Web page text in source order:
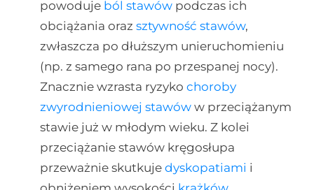
powoduje ból stawówpodczas ich
obciążania oraz sztywność stawów,
zwłaszcza po dłuższym unieruchomieniu
(np. z samego rana po przespanej nocy).
Znacznie wzrasta ryzyko choroby
zwyrodnieniowej stawóww przeciążanym
stawie już w młodym wieku. Z kolei
przeciążanie stawów kręgosłupa
przeważnie skutkuje dyskopatiami i